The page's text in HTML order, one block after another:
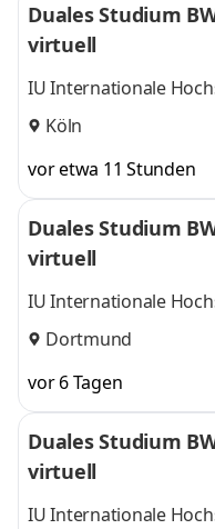
Duales Studium
virtuell
IU Internationale
Köln
vor etwa 11 Stunden
Duales Studium
virtuell
IU Internationale
Dortmund
vor 6 Tagen
Duales Studium
virtuell
IU Internationale